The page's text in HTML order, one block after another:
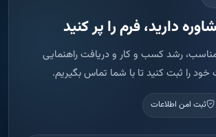
دارید، فرم را پر کنید
مناسب، رشد کسب و کار و دریافت راهنمایی
را ثبت کنید تا با شما تماس بگیریم.
ثبت امن اطلاعات